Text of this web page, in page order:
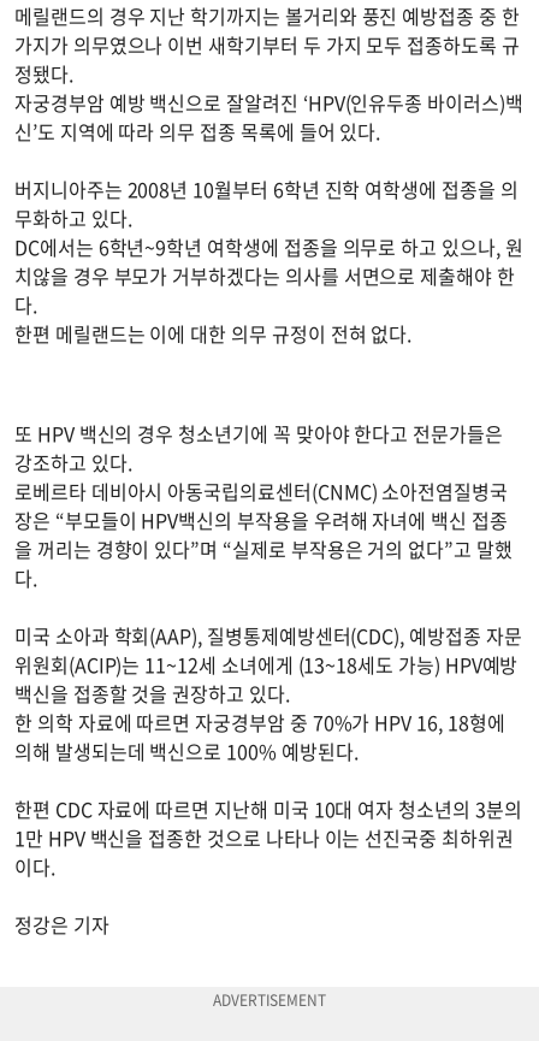
메릴랜드의 경우 지난 학기까지는 볼거리와 풍진 예방접종 중 한
가지가 의무였으나 이번 새학기부터 두 가지 모두 접종하도록 규
정됐다.
자궁경부암 예방 백신으로 잘알려진 ‘HPV(인유두종 바이러스)백
신’도 지역에 따라 의무 접종 목록에 들어 있다.
버지니아주는 2008년 10월부터 6학년 진학 여학생에 접종을 의
무화하고 있다.
DC에서는 6학년~9학년 여학생에 접종을 의무로 하고 있으나, 원
치않을 경우 부모가 거부하겠다는 의사를 서면으로 제출해야 한
다.
한편 메릴랜드는 이에 대한 의무 규정이 전혀 없다.
또 HPV 백신의 경우 청소년기에 꼭 맞아야 한다고 전문가들은
강조하고 있다.
로베르타 데비아시 아동국립의료센터(CNMC) 소아전염질병국
장은 “부모들이 HPV백신의 부작용을 우려해 자녀에 백신 접종
을 꺼리는 경향이 있다”며 “실제로 부작용은 거의 없다”고 말했
다.
미국 소아과 학회(AAP), 질병통제예방센터(CDC), 예방접종 자문
위원회(ACIP)는 11~12세 소녀에게 (13~18세도 가능) HPV예방
백신을 접종할 것을 권장하고 있다.
한 의학 자료에 따르면 자궁경부암 중 70%가 HPV 16, 18형에
의해 발생되는데 백신으로 100% 예방된다.
한편 CDC 자료에 따르면 지난해 미국 10대 여자 청소년의 3분의
1만 HPV 백신을 접종한 것으로 나타나 이는 선진국중 최하위권
이다.
정강은 기자